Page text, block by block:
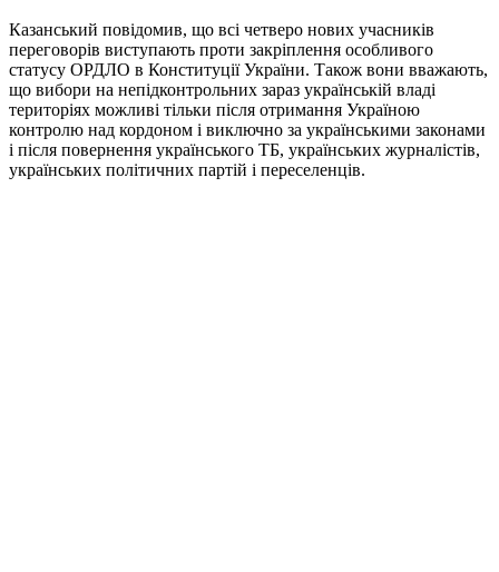
Казанський повідомив, що всі четверо нових учасників
переговорів виступають проти закріплення особливого
статусу ОРДЛО в Конституції України. Також вони вважають,
що вибори на непідконтрольних зараз українській владі
територіях можливі тільки після отримання Україною
контролю над кордоном і виключно за українськими законами
і після повернення українського ТБ, українських журналістів,
українських політичних партій і переселенців.